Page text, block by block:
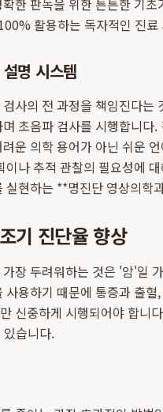
한 판독을 위한 튼튼한 기
활용하는 독자적인 진
명 시스템
사의 전 과정을 책임진다
초음파 검사를 시행합니다
운 의학 용어가 아닌 쉬운
나 추적 관찰의 필요성에
실현하는 **명진단 영상의학
기 진단율 향상
장 두려워하는 것은 '암'일
용하기 때문에 통증과 출
신중하게 시행되어야 합니
습니다.